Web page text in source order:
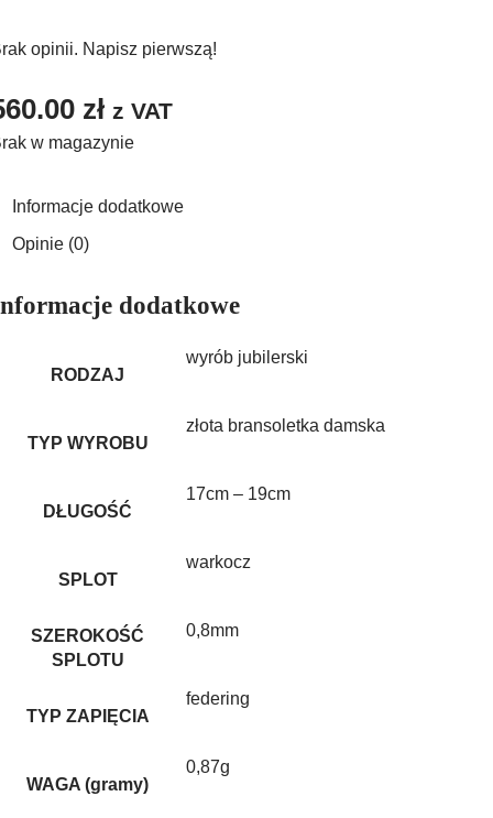
opinii. Napisz pierwszą!
zł z VAT
w magazynie
Informacje dodatkowe
Opinie (0)
dodatkowe
RODZAJ
wyrób jubilerski
TYP WYROBU
złota bransoletka damska
DŁUGOŚĆ
17cm – 19cm
SPLOT
warkocz
SZEROKOŚĆ
SPLOTU
0,8mm
TYP ZAPIĘCIA
federing
WAGA (gramy)
0,87g